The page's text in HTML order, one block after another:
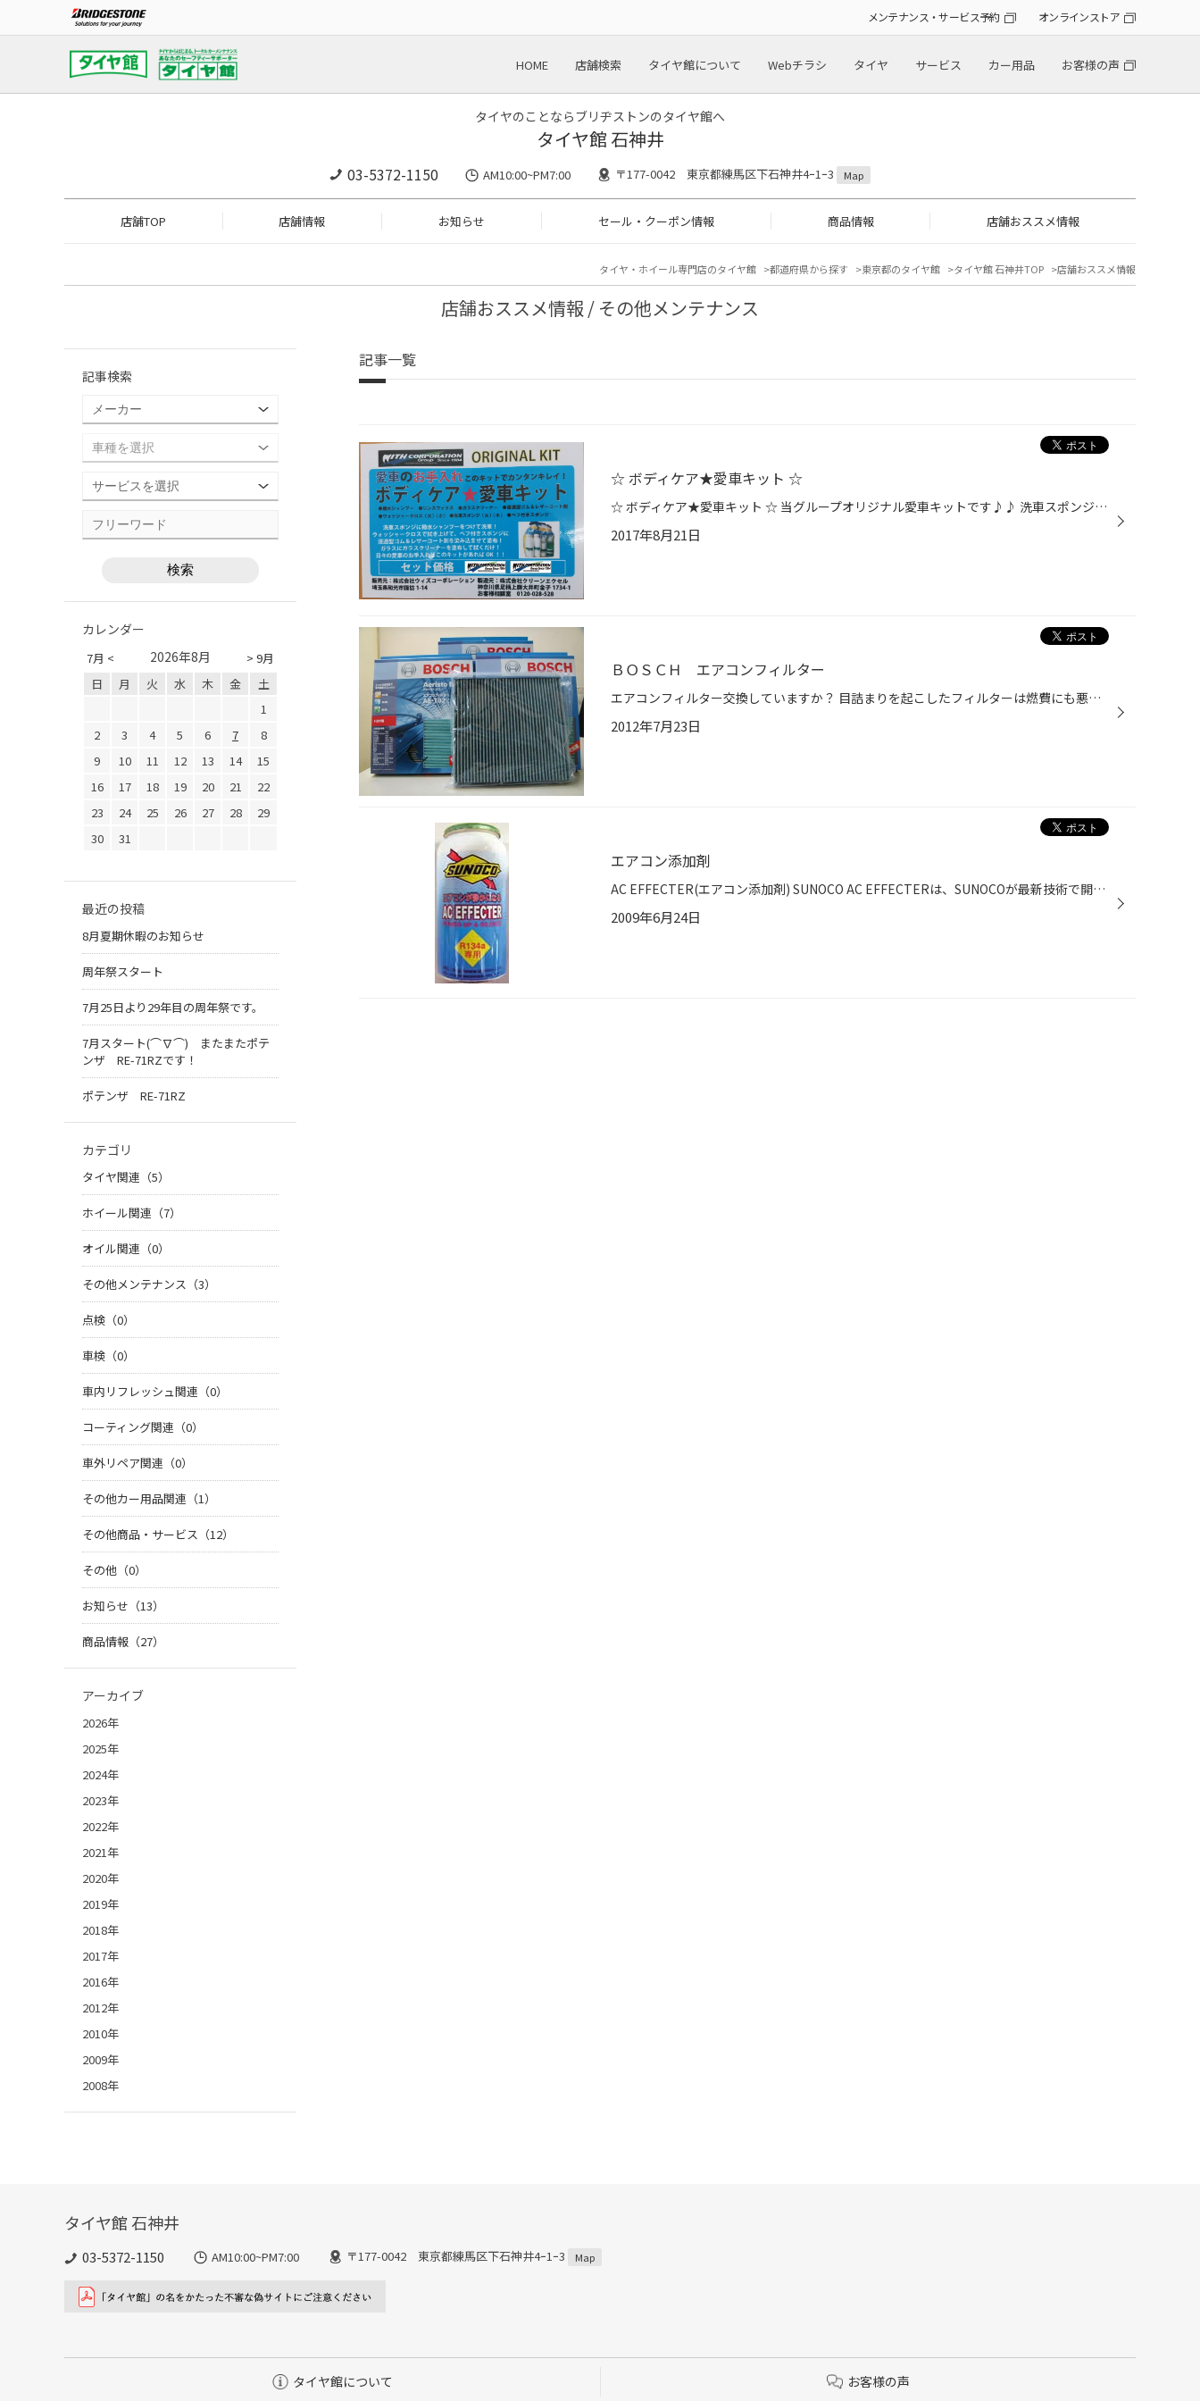
メンテナンス・サービス予約 オンラインストア
HOME 店舗検索 タイヤ館について Webチラシ タイヤ サービス カー用品 お客様の声
タイヤのことならブリヂストンのタイヤ館へ
タイヤ館 石神井
03-5372-1150 AM10:00~PM7:00 〒177-0042 東京都練馬区下石神井4ｰ1ｰ3 Map
店舗TOP 店舗情報 お知らせ セール・クーポン情報 商品情報 店舗おススメ情報
タイヤ・ホイール専門店のタイヤ館 都道府県から探す 東京都のタイヤ館 タイヤ館 石神井TOP 店舗おススメ情報
店舗おススメ情報 / その他メンテナンス
記事一覧
☆ ボディケア★愛車キット ☆
☆ ボディケア★愛車キット ☆ 当グループオリジナル愛車キットです♪♪ 洗車スポンジに撥水シャンプーをつけて洗車！ ウォッシャークロスで拭き上げて♪♪ ぺフ付きスポンジでコーティング剤塗り塗りぃ～♪♪ ガラスにはガラスクリーナーを塗布して拭き上げ☆ 日々の愛車のお手入れは、このキットで全～部Ｏ...
2017年8月21日
ＢＯＳＣＨ エアコンフィルター
エアコンフィルター交換していますか？ 目詰まりを起こしたフィルターは燃費にも悪影響を与えますし 車内空間が不衛生になりがちです。 常に清潔な車内空間を保つ為にも１年に１回交換して車内を快適に保ちましょう！ 当店では無料でエアコンフィルターの点検も行っていますので お気軽にお申し付け...
2012年7月23日
エアコン添加剤
AC EFFECTER(エアコン添加剤) SUNOCO AC EFFECTERは、SUNOCOが最新技術で開発した「エアコンが静かになるAC EFFECTER」です。この製品は、カーエアコンに添加するだけでコンプレッサーの潤滑を劇的に改善します。 またエアコンコンプレッサーのフリクションロス(パワー損失)を低減させ、コンプレッ...
2009年6月24日
記事検索
カレンダー
7月 < > 9月
2026年8月
日 月 火 水 木 金
土
1
2
3 4 5 6 7
8
9
10 11 12 13 14
15
16
17 18 19 20 21
22
23
24 25 26 27 28
29
30
31
最近の投稿
8月夏期休暇のお知らせ
周年祭スタート
7月25日より29年目の周年祭です。
7月スタート(⌒∇⌒) またまたポテ
ンザ RE-71RZです！
ポテンザ RE-71RZ
カテゴリ
タイヤ関連（5）
ホイール関連（7）
オイル関連（0）
その他メンテナンス（3）
点検（0）
車検（0）
車内リフレッシュ関連（0）
コーティング関連（0）
車外リペア関連（0）
その他カー用品関連（1）
その他商品・サービス（12）
その他（0）
お知らせ（13）
商品情報（27）
アーカイブ
2026年
2025年
2024年
2023年
2022年
2021年
2020年
2019年
2018年
2017年
2016年
2012年
2010年
2009年
2008年
タイヤ館 石神井
03-5372-1150 AM10:00~PM7:00 〒177-0042 東京都練馬区下石神井4ｰ1ｰ3 Map
タイヤ館について お客様の声